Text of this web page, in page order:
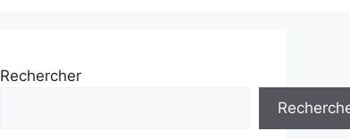
Rechercher